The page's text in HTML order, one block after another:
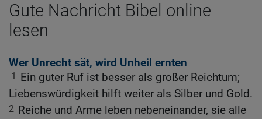
Gute Nachricht Bibel online
lesen
Wer Unrecht sät, wird Unheil ernten
1
Ein guter Ruf ist besser als großer Reichtum;
Liebenswürdigkeit hilft weiter als Silber und Gold.
2 Reiche und Arme leben nebeneinander, sie alle